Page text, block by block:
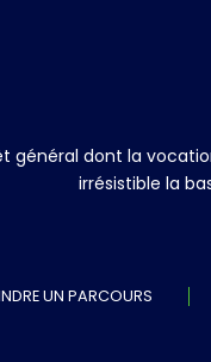
général dont la
irrésistible la
UN PARCOURS